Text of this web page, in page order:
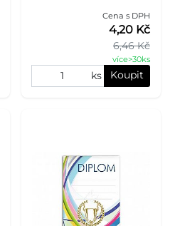
Cena s DPH
6,46 Kč
4,20 Kč
více>30ks
ks Koupit